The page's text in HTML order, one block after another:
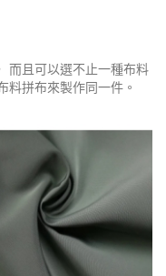
而且可以選不止一種布料
料拼布來製作同一件。